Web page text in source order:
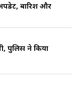
बारिश और
पुलिस ने किया